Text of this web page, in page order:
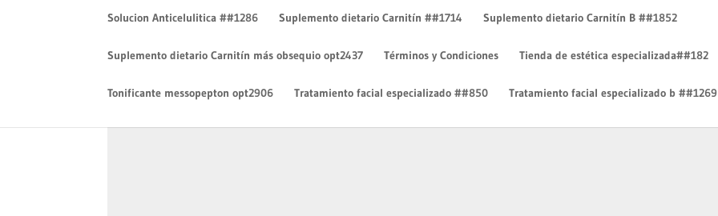
Solucion Anticelulitica ##1286 Suplemento dietario Carnitín ##1714 Suplemento dietario Carnitín B ##1852
Suplemento dietario Carnitín más obsequio opt2437 Términos y Condiciones Tienda de estética especializada##182
Tonificante messopepton opt2906 Tratamiento facial especializado ##850 Tratamiento facial especializado b ##1269
Enviar comentario